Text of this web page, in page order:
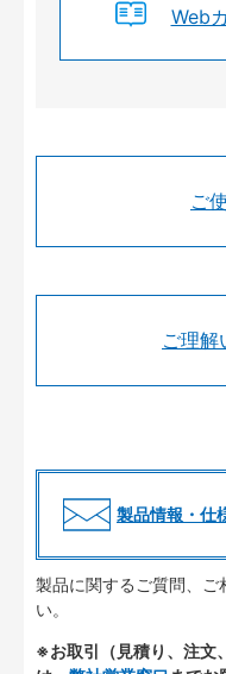
Web
ご
ご理解
製品情報・仕
製品に関するご質問、ご
い。
※お取引（見積り、注文